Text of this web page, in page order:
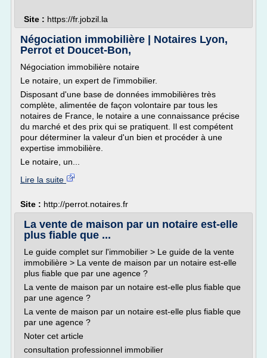
Site : https://fr.jobzil.la
Négociation immobilière | Notaires Lyon,
Perrot et Doucet-Bon,
Négociation immobilière notaire
Le notaire, un expert de l'immobilier.
Disposant d'une base de données immobilières très
complète, alimentée de façon volontaire par tous les
notaires de France, le notaire a une connaissance précise
du marché et des prix qui se pratiquent. Il est compétent
pour déterminer la valeur d'un bien et procéder à une
expertise immobilière.
Le notaire, un...
Lire la suite
Site : http://perrot.notaires.fr
La vente de maison par un notaire est-elle
plus fiable que ...
Le guide complet sur l'immobilier > Le guide de la vente
immobilière > La vente de maison par un notaire est-elle
plus fiable que par une agence ?
La vente de maison par un notaire est-elle plus fiable que
par une agence ?
La vente de maison par un notaire est-elle plus fiable que
par une agence ?
Noter cet article
consultation professionnel immobilier